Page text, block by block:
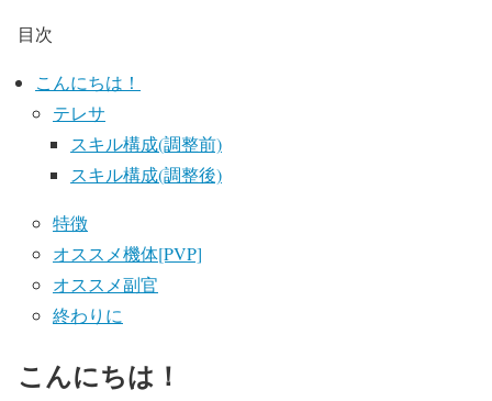
目次
こんにちは！
テレサ
スキル構成(調整前)
スキル構成(調整後)
特徴
オススメ機体[PVP]
オススメ副官
終わりに
こんにちは！